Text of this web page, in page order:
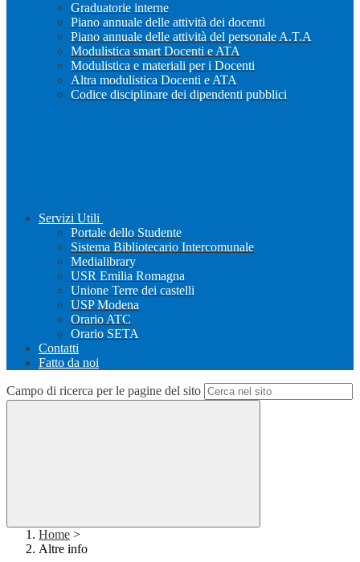
Graduatorie interne
Piano annuale delle attività dei docenti
Piano annuale delle attività del personale A.T.A
Modulistica smart Docenti e ATA
Modulistica e materiali per i Docenti
Altra modulistica Docenti e ATA
Codice disciplinare dei dipendenti pubblici
Servizi Utili
Portale dello Studente
Sistema Bibliotecario Intercomunale
Medialibrary
USR Emilia Romagna
Unione Terre dei castelli
USP Modena
Orario ATC
Orario SETA
Contatti
Fatto da noi
Campo di ricerca per le pagine del sito
Home >
Altre info